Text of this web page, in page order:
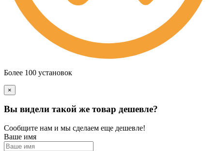
Более 100 установок
×
Вы видели такой же товар дешевле?
Сообщите нам и мы сделаем еще дешевле!
Ваше имя